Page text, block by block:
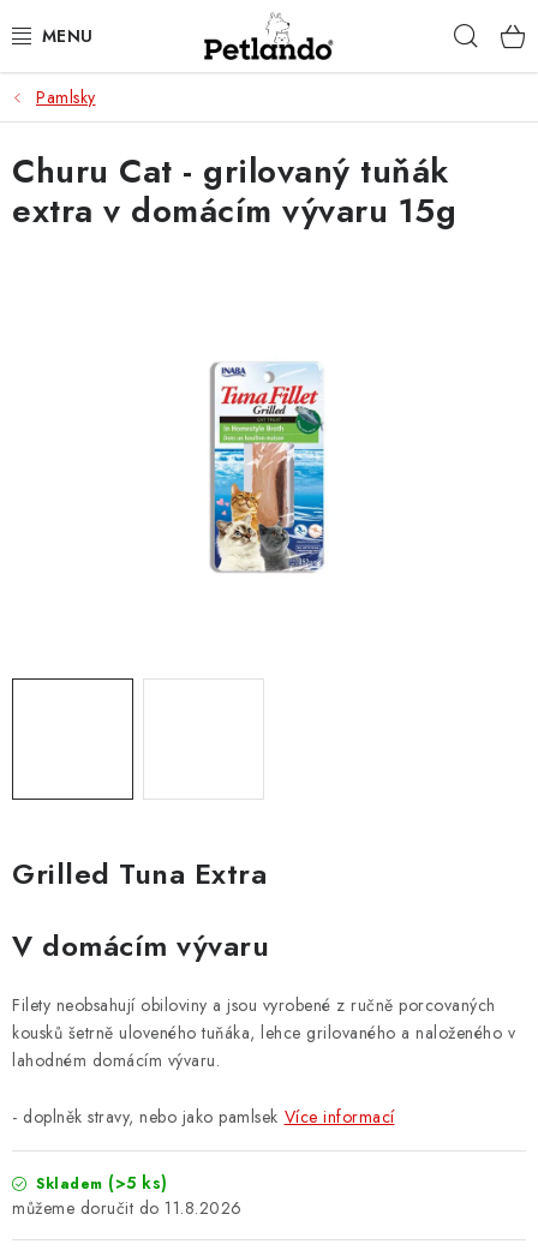
na
PRO PSY
PRO KOČKY
PRO PÁNÍČKY
REGISTROVAT
Pamlsky
Grilled Tuna Extra
V domácím vývaru
Filety neobsahují obiloviny a jsou vyrobené z ručně porcovaných
kousků šetrně uloveného tuňáka, lehce grilovaného a naloženého v
lahodném domácím vývaru.
- doplněk stravy, nebo jako pamlsek Více informací
Skladem (>5 ks)
11.8.2026
Churu Cat - grilovaný tuňák
extra v domácím vývaru 15g